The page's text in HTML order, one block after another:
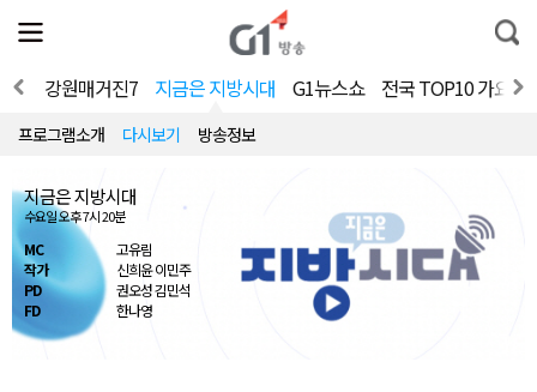
전
체
뉴
열
통
합
색
홈 강원매거진7 지금은 지방시대 G1뉴스쇼 전국 TOP10 가요쇼
프로그램소개 다시보기 방송정보
지금은 지방시대
수요일 오후 7시 20분
MC
고유림
작가
신희윤 이민주
PD
권오성 김민석
FD
한나영